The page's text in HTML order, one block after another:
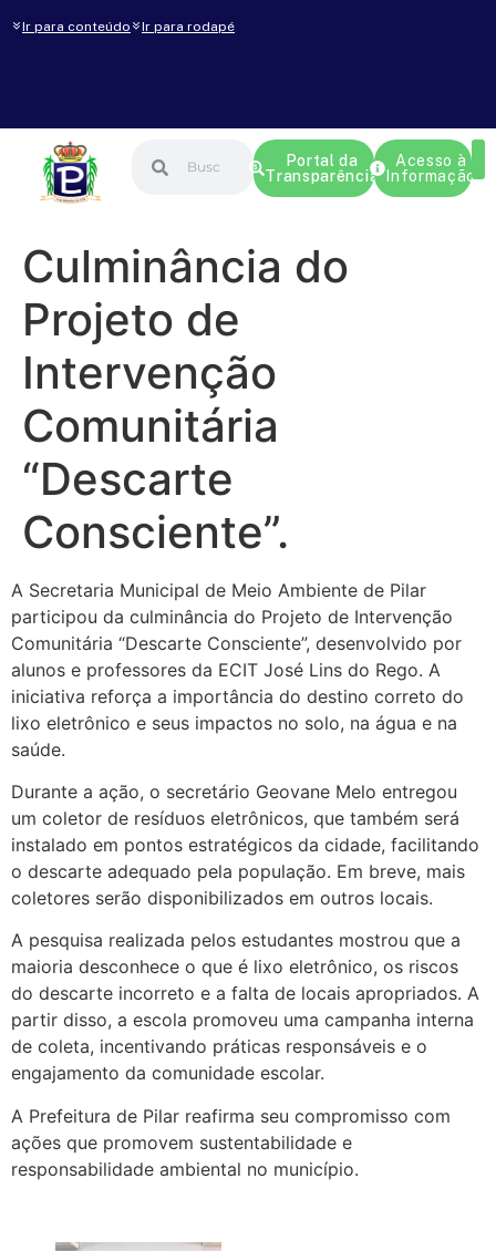
Ir para conteúdo Ir para rodapé
Portal da
Transparência
Acesso à
Informação
Culminância do
Projeto de
Intervenção
Comunitária
“Descarte
Consciente”.
A Secretaria Municipal de Meio Ambiente de Pilar
participou da culminância do Projeto de Intervenção
Comunitária “Descarte Consciente”, desenvolvido por
alunos e professores da ECIT José Lins do Rego. A
iniciativa reforça a importância do destino correto do
lixo eletrônico e seus impactos no solo, na água e na
saúde.
Durante a ação, o secretário Geovane Melo entregou
um coletor de resíduos eletrônicos, que também será
instalado em pontos estratégicos da cidade, facilitando
o descarte adequado pela população. Em breve, mais
coletores serão disponibilizados em outros locais.
A pesquisa realizada pelos estudantes mostrou que a
maioria desconhece o que é lixo eletrônico, os riscos
do descarte incorreto e a falta de locais apropriados. A
partir disso, a escola promoveu uma campanha interna
de coleta, incentivando práticas responsáveis e o
engajamento da comunidade escolar.
A Prefeitura de Pilar reafirma seu compromisso com
ações que promovem sustentabilidade e
responsabilidade ambiental no município.